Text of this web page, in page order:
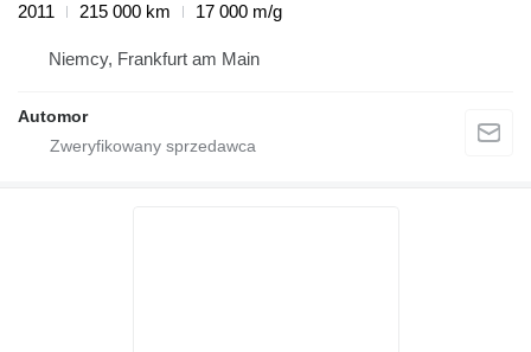
2011
215 000 km 17 000 m/g
Niemcy, Frankfurt am Main
Automor